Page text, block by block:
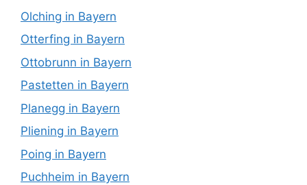
Olching in Bayern
Otterfing in Bayern
Ottobrunn in Bayern
Pastetten in Bayern
Planegg in Bayern
Pliening in Bayern
Poing in Bayern
Puchheim in Bayern